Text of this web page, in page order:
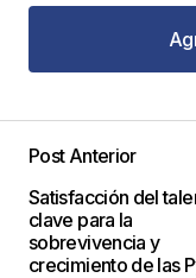
publicada. Los
marcados con
Post Anterior
Satisfacción del
clave para la
sobrevivencia y
crecimiento de las